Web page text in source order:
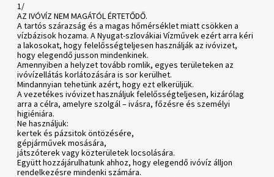
1/
AZ IVÓVÍZ NEM MAGÁTÓL ÉRTETŐDŐ.
A tartós szárazság és a magas hőmérséklet miatt csökken a
vízbázisok hozama. A Nyugat-szlovákiai Vízművek ezért arra kéri
a lakosokat, hogy felelősségteljesen használják az ivóvizet,
hogy elegendő jusson mindenkinek.
Amennyiben a helyzet tovább romlik, egyes területeken az
ivóvízellátás korlátozására is sor kerülhet.
Mindannyian tehetünk azért, hogy ezt elkerüljük.
A vezetékes ivóvizet használjuk felelősségteljesen, kizárólag
arra a célra, amelyre szolgál – ivásra, főzésre és személyi
higiéniára.
Ne használjuk:
kertek és pázsitok öntözésére,
gépjárművek mosására,
játszóterek vagy közterületek locsolására.
Együtt hozzájárulhatunk ahhoz, hogy elegendő ivóvíz álljon
rendelkezésre mindenki számára.